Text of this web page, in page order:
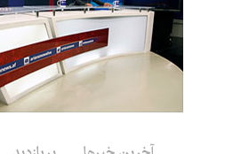
منطقه‌ای مانند سازمان همکاری شانگهای با
مشترک با تهدیدهای تروریستی
این اظهارات در حالی مطرح می‌شود که
گروه‌های تروریستی در افغانستان را رد